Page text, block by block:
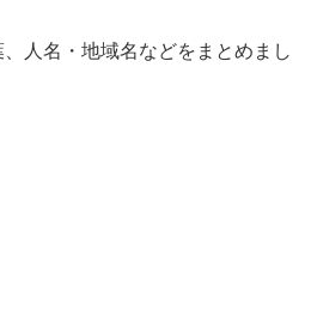
人名・地域名などをまとめまし